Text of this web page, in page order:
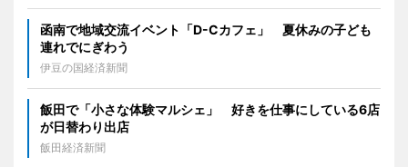
函南で地域交流イベント「D-Cカフェ」 夏休みの子ども
連れでにぎわう
伊豆の国経済新聞
飯田で「小さな体験マルシェ」 好きを仕事にしている6店
が日替わり出店
飯田経済新聞